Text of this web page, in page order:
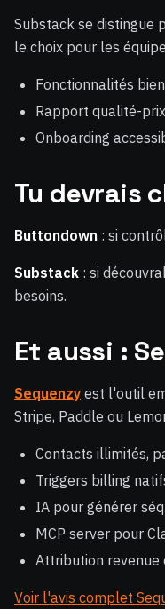
Substack se distingue
le choix pour les
Fonctionnalités
Rapport qualité-
Onboarding
Tu devrais
Buttondown : si
Substack : si
besoins.
Et aussi :
Sequenzy est l'outil
Stripe, Paddle ou
Contacts illimités,
Triggers billing
IA pour générer
MCP server pour
Attribution revenue
Voir l'avis complet